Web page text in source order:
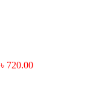
৳ 720.00